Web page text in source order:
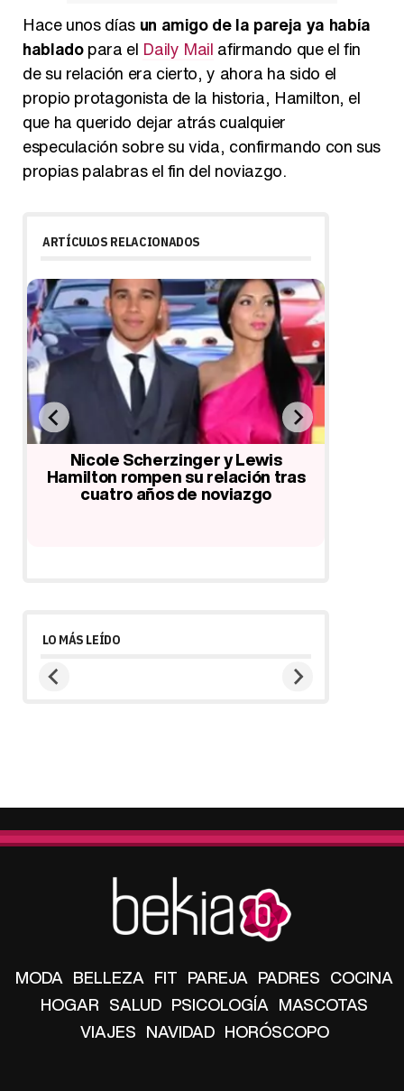
Hace unos días un amigo de la pareja ya había
habladopara el Daily Mail afirmando que el fin
de su relación era cierto, y ahora ha sido el
propio protagonista de la historia, Hamilton, el
que ha querido dejar atrás cualquier
especulación sobre su vida, confirmando con sus
propias palabras el fin del noviazgo.
ARTÍCULOS RELACIONADOS
Nicole Scherzinger y Lewis
Hamilton rompen su relación tras
cuatro años de noviazgo
LO MÁS LEÍDO
MODA BELLEZA FIT PAREJA PADRES COCINA
HOGAR SALUD PSICOLOGÍA MASCOTAS
VIAJES NAVIDAD HORÓSCOPO